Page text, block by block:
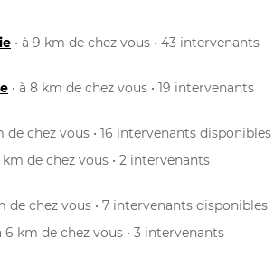
• à 9 km de chez vous • 43 intervenants
• à 8 km de chez vous • 19 intervenants
de chez vous • 16 intervenants disponibles
km de chez vous • 2 intervenants
de chez vous • 7 intervenants disponibles
6 km de chez vous • 3 intervenants